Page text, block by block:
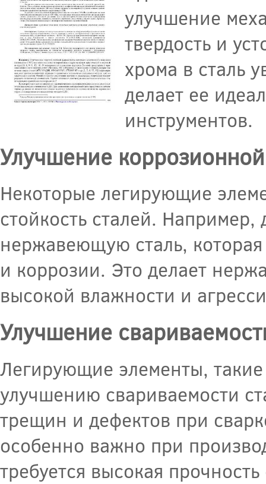
улучшение
твердость и
хрома в сталь
делает ее
инструментов.
Улучшение
Некоторые легирующие
стойкость сталей.
нержавеющую сталь,
и коррозии. Это делает
высокой влажности и
Улучшение
Легирующие элементы,
улучшению свариваемости
трещин и дефектов при
особенно важно при
требуется высокая